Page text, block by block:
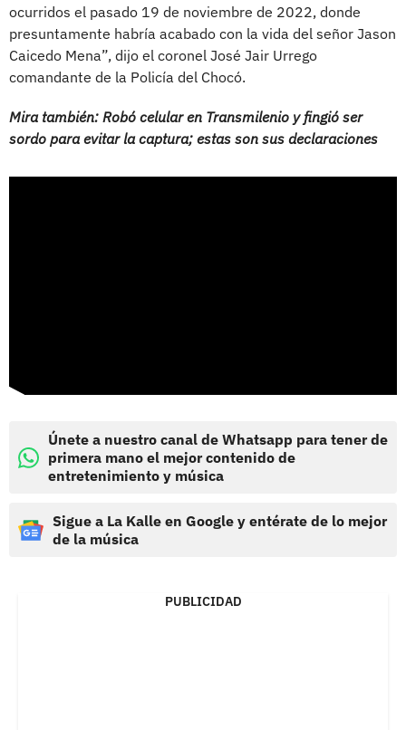
ocurridos el pasado 19 de noviembre de 2022, donde
presuntamente habría acabado con la vida del señor Jason
Caicedo Mena”, dijo el coronel José Jair Urrego
comandante de la Policía del Chocó.
Mira también: Robó celular en Transmilenio y fingió ser
sordo para evitar la captura; estas son sus declaraciones
Únete a nuestro canal de Whatsapp para tener de
primera mano el mejor contenido de
entretenimiento y música
Sigue a La Kalle en Google y entérate de lo mejor
de la música
PUBLICIDAD